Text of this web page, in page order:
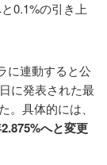
0.1%の引き上
に連動すると公
に発表された最
具体的には、
へと変更